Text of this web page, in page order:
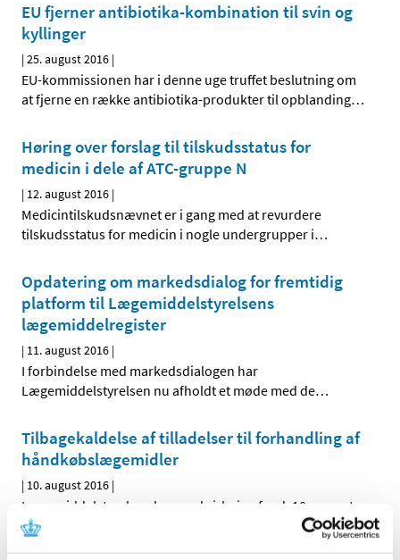
EU fjerner antibiotika-kombination til svin og
kyllinger
|25. august 2016 |
EU-kommissionen har i denne uge truffet beslutning om
at fjerne en række antibiotika-produkter til opblanding…
Høring over forslag til tilskudsstatus for
medicin i dele af ATC-gruppe N
| 12. august 2016 |
Medicintilskudsnævnet er i gang med at revurdere
tilskudsstatus for medicin i nogle undergrupper i…
Opdatering om markedsdialog for fremtidig
platform til Lægemiddelstyrelsens
lægemiddelregister
| 11. august 2016 |
I forbindelse med markedsdialogen har
Lægemiddelstyrelsen nu afholdt et møde med de…
Tilbagekaldelse af tilladelser til forhandling af
håndkøbslægemidler
| 10. august 2016 |
Lægemiddelstyrelsen har med virkning fra d. 10. august
2016 tilbagekaldt § 39 tilladelse til detailforhandling af…